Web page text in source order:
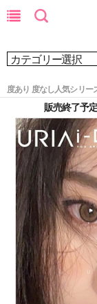
度あり 度なし人気シリー
販売終了予